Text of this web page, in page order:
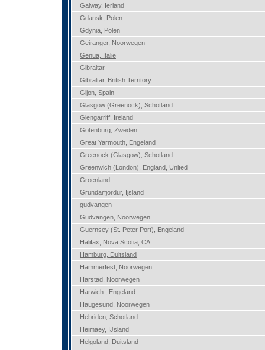
Galway, Ierland
Gdansk, Polen
Gdynia, Polen
Geiranger, Noorwegen
Genua, Italie
Gibraltar
Gibraltar, British Territory
Gijon, Spain
Glasgow (Greenock), Schotland
Glengarriff, Ireland
Gotenburg, Zweden
Great Yarmouth, Engeland
Greenock (Glasgow), Schotland
Greenwich (London), England, United
Groenland
Grundarfjordur, Ijsland
gudvangen
Gudvangen, Noorwegen
Guernsey (St. Peter Port), Engeland
Halifax, Nova Scotia, CA
Hamburg, Duitsland
Hammerfest, Noorwegen
Harstad, Noorwegen
Harwich , Engeland
Haugesund, Noorwegen
Hebriden, Schotland
Heimaey, IJsland
Helgoland, Duitsland